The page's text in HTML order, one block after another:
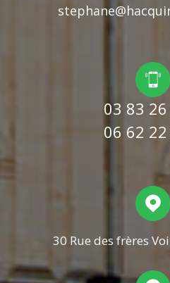
03 83
06 62
30 Rue des frères